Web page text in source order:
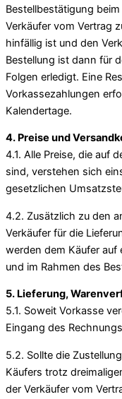
Bestellbestätigung
Verkäufer vom Vertrag
hinfällig ist und den
Bestellung ist dann für
Folgen erledigt. Eine
Vorkassezahlungen
Kalendertage.
4. Preise und
4.1. Alle Preise, die auf
sind, verstehen sich
gesetzlichen
4.2. Zusätzlich zu den
Verkäufer für die
werden dem Käufer
und im Rahmen des
5. Lieferung,
5.1. Soweit Vorkasse
Eingang des
5.2. Sollte die
Käufers trotz
der Verkäufer vom